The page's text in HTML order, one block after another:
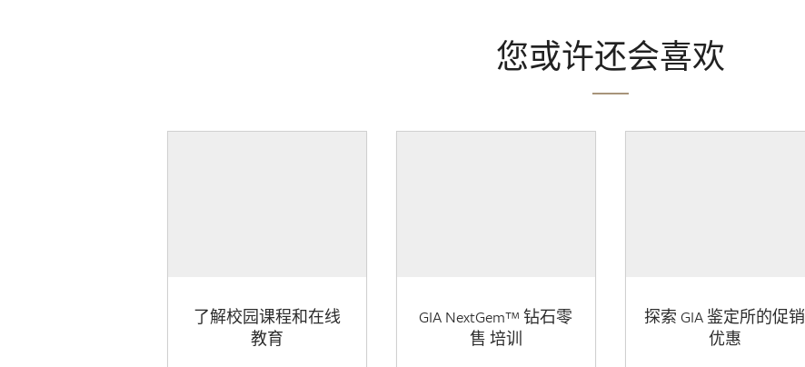
您或许还会喜欢
了解校园课程和在线
教育
GIA NextGem™ 钻石零
售 培训
探索 GIA 鉴定所的促销
优惠